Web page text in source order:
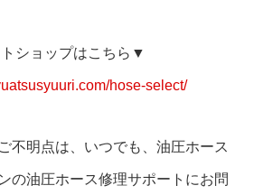
ショップはこちら▼
hose-select/
不明点は、いつでも、油圧ホース
の油圧ホース修理サポートにお問